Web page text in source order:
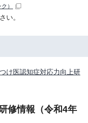
）
い。
け医認知症対応力向上研
修情報（令和4年